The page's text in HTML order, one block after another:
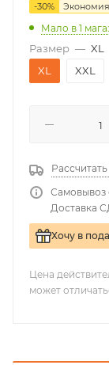
-30% Экономия
Мало в 1
Размер — XL
XL
XXL
Самовывоз
Доставка
Хочу в
Цена
может